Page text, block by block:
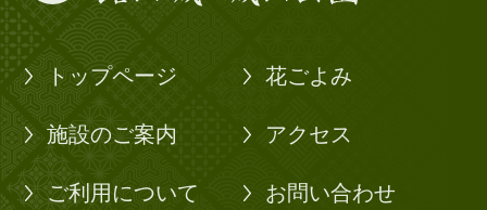
トップページ
施設のご案内
ご利用について
花ごよみ
アクセス
お問い合わせ